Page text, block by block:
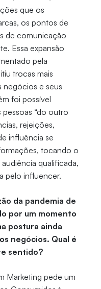
que os
os pontos de
de comunicação
Essa expansão
pela
trocas mais
negócios e seus
foi possível
“do outro
rejeições,
influência se
tocando o
qualificada,
pelo influencer.
da pandemia de
por um momento
postura ainda
negócios. Qual é
sentido?
Marketing pede um